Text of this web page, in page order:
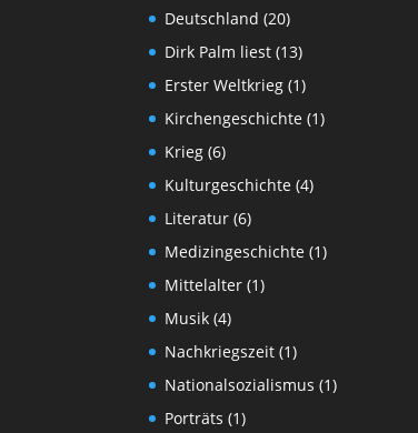
Deutschland (20)
Dirk Palm liest (13)
Erster Weltkrieg (1)
Kirchengeschichte (1)
Krieg (6)
Kulturgeschichte (4)
Literatur (6)
Medizingeschichte (1)
Mittelalter (1)
Musik (4)
Nachkriegszeit (1)
Nationalsozialismus (1)
Porträts (1)